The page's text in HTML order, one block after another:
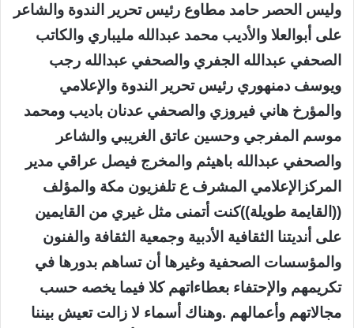
وليس الحصر حامد مطاوع رئيس تحرير الندوة والشاعر
على أبوالعلا والأديب محمد عبدالله مليباري والكاتب
الصحفي عبدالله الجفري والصحفي عبدالله رجب
ويوسف دمنهوري رئيس تحرير الندوة والإعلامي
والمؤرخ هاني فيروزي والصحفي عدنان باديب ومحمد
موسم المفرجي وحسين عاتق الغريبي والشاعر
والصحفي عبدالله باهيثم والمخرج فيصل عراقي مدير
المركزالإعلامي المشرف ع تلفزيون مكة والمؤلف
((القايمة طويلة))كنت أتمنى مثل غيري من القايمين
على أنديتنا الثقافية الأدبية وجمعية الثقافة والفنون
والمؤسسات الصحفية وغيرها أن تساهم بدورها في
تكريمهم والإحتفاء بعطاءاتهم كلا فيما يخصه حسب
مجالاتهم وأعمالهم .وهناك أسماء لا زالت تعيش بيننا